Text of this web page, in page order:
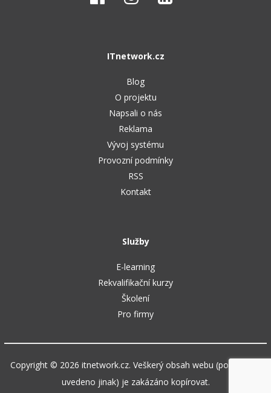
ITnetwork.cz
Blog
O projektu
Napsali o nás
Reklama
Vývoj systému
Provozní podmínky
RSS
Kontakt
Služby
E-learning
Rekvalifikační kurzy
Školení
Pro firmy
Copyright © 2026 itnetwork.cz. Veškerý obsah webu (pokud není
uvedeno jinak) je zakázáno kopírovat.